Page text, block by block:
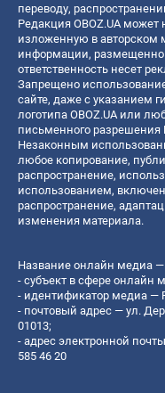
переводу,
Редакция OBOZ.UA может
изложенную в авторском
информации,
ответственность несет
Запрещено
сайте, даже с указанием
логотипа OBOZ.UA или
письменного
Незаконным
любое копирование,
распространение,
использованием,
распространение,
изменения материала.
Название онлайн медиа —
- субъект в сфере онлайн
- идентификатор медиа —
- почтовый адрес — ул.
01013;
- адрес электронной
585 46 20